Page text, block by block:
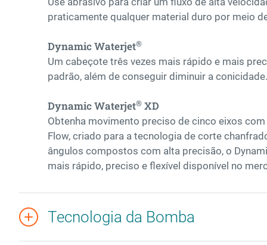
praticamente qualquer material duro por meio
Dynamic Waterjet®
Um cabeçote três vezes mais rápido e mais
padrão, além de conseguir diminuir a conicidade.
Dynamic Waterjet® XD
Obtenha movimento preciso de cinco eixos
Flow, criado para a tecnologia de corte
ângulos compostos com alta precisão, o
mais rápido, preciso e flexível disponível no
Tecnologia da Bomba